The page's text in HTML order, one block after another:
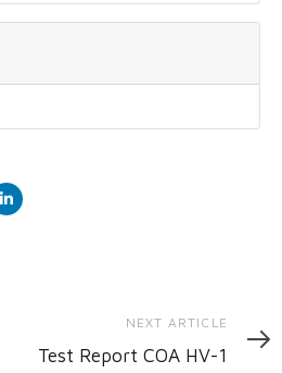
Article
NEXT ARTICLE
Test Report COA HV-1